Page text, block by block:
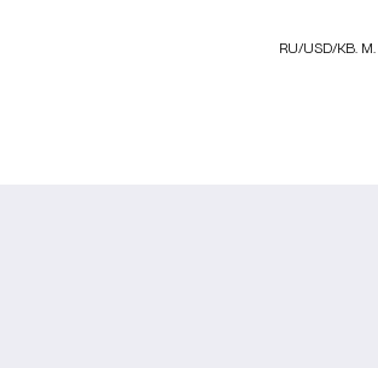
RU/USD/КВ. М.